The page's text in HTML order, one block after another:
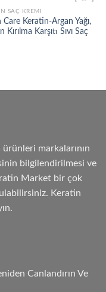
Add to
wishlist
SAÇ KREMI
Care Keratin-Argan Yağı,
Kırılma Karşıtı Sıvı Saç
markalarının
bilgilendirilmesi ve
Market bir çok
Keratin
Canlandırın Ve